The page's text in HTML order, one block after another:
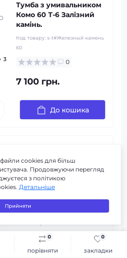
порівняти
0
закладки
0
До кошика
3
Тумба з умивальником
Комо 60 Т-6 Залізний
камінь.
Код товару: s-t#Железный камень
60
0
7 100 грн.
До кошика
Комо 50 Т-6 Залізний
камінь (Навісна)
Код товару: s-t#Железный камень
50 (Навесное)
6 950 грн.
cookies для більш
Продовжуючи перегляд
з політикою
Детальніше
Прийняти